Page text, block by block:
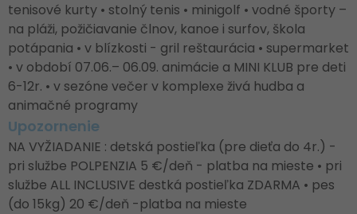
tenisové kurty • stolný tenis • minigolf • vodné športy –
na pláži, požičiavanie člnov, kanoe i surfov, škola
potápania • v blízkosti - gril reštaurácia • supermarket
• v období 07.06.– 06.09. animácie a MINI KLUB pre deti
6-12r. • v sezóne večer v komplexe živá hudba a
animačné programy
Upozornenie
NA VYŽIADANIE : detská postieľka (pre dieťa do 4r.) -
pri službe POLPENZIA 5 €/deň - platba na mieste • pri
službe ALL INCLUSIVE destká postieľka ZDARMA • pes
(do 15kg) 20 €/deň -platba na mieste